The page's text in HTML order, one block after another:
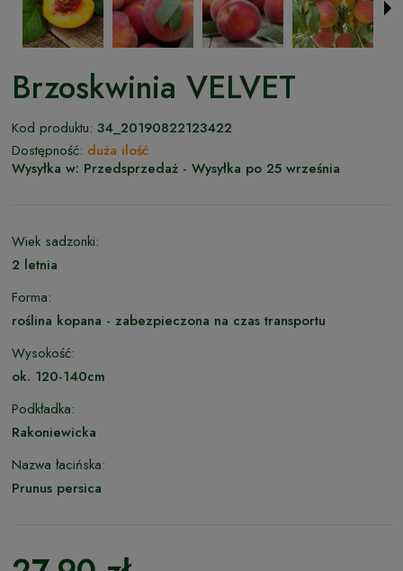
Brzoskwinia VELVET
Kod produktu: 34_20190822123422
Dostępność: duża ilość
Wysyłka w: Przedsprzedaż - Wysyłka po 25 września
Wiek sadzonki:
2 letnia
Forma:
roślina kopana - zabezpieczona na czas transportu
Wysokość:
ok. 120-140cm
Podkładka:
Rakoniewicka
Nazwa łacińska:
Prunus persica